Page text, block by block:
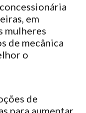
em
mulheres
de mecânica
o
de